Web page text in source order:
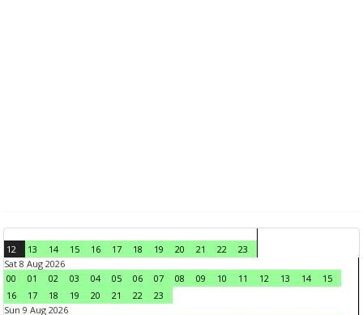
12 13 14 15 16 17 18 19 20 21 22
23
Sat 8 Aug 2026
00
01 02 03 04 05 06 07 08 09 10 11 12 13 14
15
16
17 18 19 20 21 22
23
Sun 9 Aug 2026